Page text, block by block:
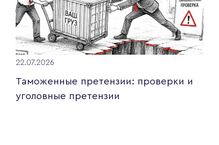
22.07.2026
Таможенные претензии: проверки и
уголовные претензии